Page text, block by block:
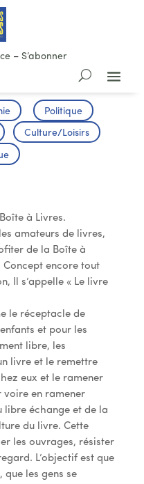
– S’abonner
Politique
Culture/Loisirs
à Livres.
amateurs de livres,
de la Boîte à
Concept encore tout
Il s’appelle « Le livre
le réceptacle de
et pour les
libre, les
livre et le remettre
eux et le ramener
voire en ramener
libre échange et de la
du livre. Cette
les ouvrages, résister
L’objectif est que
que les gens se